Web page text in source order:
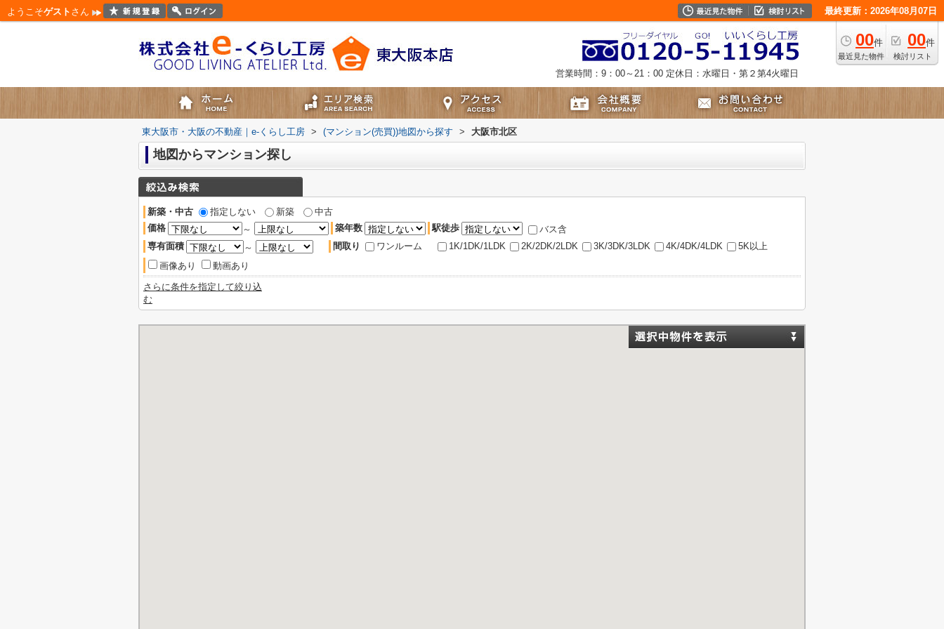
ようこそゲスト さん 最終更新：2026年08月07日
00件
最近見た物件
00件
検討リスト
営業時間：9：00～21：00 定休日：水曜日・第２第4火曜日
東大阪市・大阪の不動産｜e-くらし工房 > (マンション(売買))地図から探す > 大阪市北区
地図からマンション探し
新築・中古 指定しない 新築
中古
価格
～ 築年数 駅徒歩
バス含
専有面積
～
画像あり
動画あり
間取り ワンルーム 1K/1DK/1LDK 2K/2DK/2LDK 3K/3DK/3LDK 4K/4DK/4LDK 5K以上
さらに条件を指定して絞り込
む